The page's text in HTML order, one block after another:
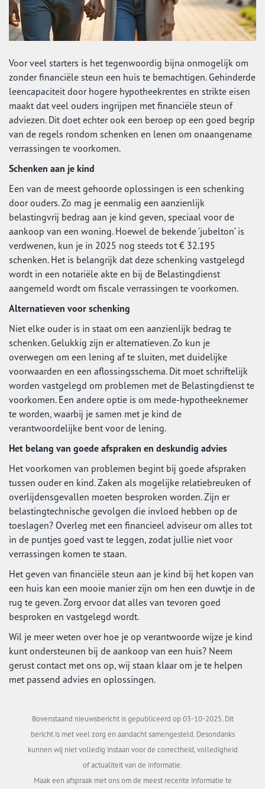
Voor veel starters is het tegenwoordig bijna onmogelijk om
zonder financiële steun een huis te bemachtigen. Gehinderde
leencapaciteit door hogere hypotheekrentes en strikte eisen
maakt dat veel ouders ingrijpen met financiële steun of
adviezen. Dit doet echter ook een beroep op een goed begrip
van de regels rondom schenken en lenen om onaangename
verrassingen te voorkomen.
Schenken aan je kind
Een van de meest gehoorde oplossingen is een schenking
door ouders. Zo mag je eenmalig een aanzienlijk
belastingvrij bedrag aan je kind geven, speciaal voor de
aankoop van een woning. Hoewel de bekende ‘jubelton’ is
verdwenen, kun je in 2025 nog steeds tot € 32.195
schenken. Het is belangrijk dat deze schenking vastgelegd
wordt in een notariële akte en bij de Belastingdienst
aangemeld wordt om fiscale verrassingen te voorkomen.
Alternatieven voor schenking
Niet elke ouder is in staat om een aanzienlijk bedrag te
schenken. Gelukkig zijn er alternatieven. Zo kun je
overwegen om een lening af te sluiten, met duidelijke
voorwaarden en een aflossingsschema. Dit moet schriftelijk
worden vastgelegd om problemen met de Belastingdienst te
voorkomen. Een andere optie is om mede-hypotheeknemer
te worden, waarbij je samen met je kind de
verantwoordelijke bent voor de lening.
Het belang van goede afspraken en deskundig advies
Het voorkomen van problemen begint bij goede afspraken
tussen ouder en kind. Zaken als mogelijke relatiebreuken of
overlijdensgevallen moeten besproken worden. Zijn er
belastingtechnische gevolgen die invloed hebben op de
toeslagen? Overleg met een financieel adviseur om alles tot
in de puntjes goed vast te leggen, zodat jullie niet voor
verrassingen komen te staan.
Het geven van financiële steun aan je kind bij het kopen van
een huis kan een mooie manier zijn om hen een duwtje in de
rug te geven. Zorg ervoor dat alles van tevoren goed
besproken en vastgelegd wordt.
Wil je meer weten over hoe je op verantwoorde wijze je kind
kunt ondersteunen bij de aankoop van een huis? Neem
gerust contact met ons op, wij staan klaar om je te helpen
met passend advies en oplossingen.
Bovenstaand nieuwsbericht is gepubliceerd op 03-10-2025. Dit
bericht is met veel zorg en aandacht samengesteld. Desondanks
kunnen wij niet volledig instaan voor de correctheid, volledigheid
of actualiteit van de informatie.
Maak een afspraak met ons om de meest recente informatie te